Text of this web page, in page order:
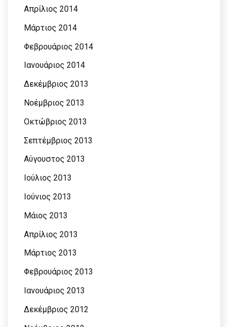
Απρίλιος 2014
Μάρτιος 2014
Φεβρουάριος 2014
Ιανουάριος 2014
Δεκέμβριος 2013
Νοέμβριος 2013
Οκτώβριος 2013
Σεπτέμβριος 2013
Αύγουστος 2013
Ιούλιος 2013
Ιούνιος 2013
Μάιος 2013
Απρίλιος 2013
Μάρτιος 2013
Φεβρουάριος 2013
Ιανουάριος 2013
Δεκέμβριος 2012